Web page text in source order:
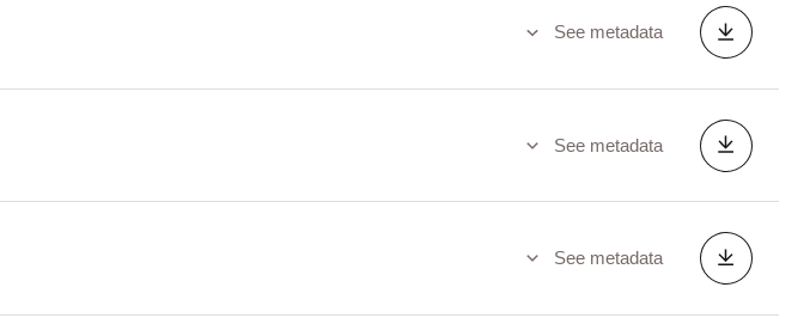
See metadata
See metadata
See metadata